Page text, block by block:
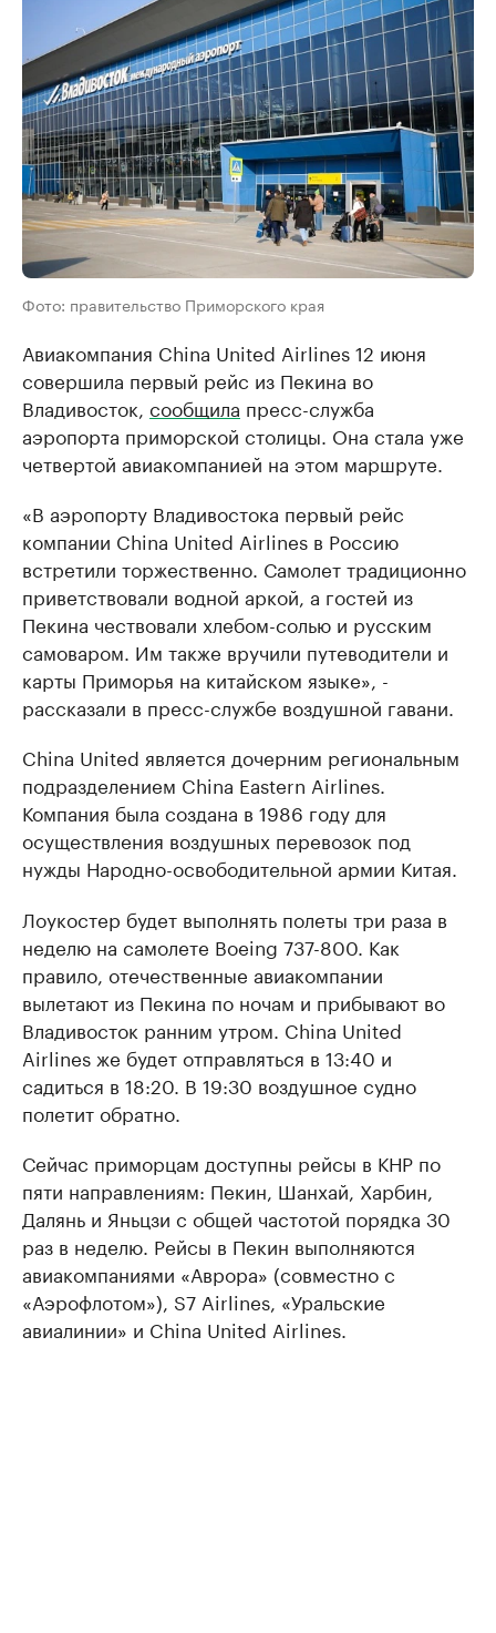
Фото: правительство Приморского края
Авиакомпания China United Airlines 12 июня
совершила первый рейс из Пекина во
Владивосток, сообщила пресс-служба
аэропорта приморской столицы. Она стала уже
четвертой авиакомпанией на этом маршруте.
«В аэропорту Владивостока первый рейс
компании China United Airlines в Россию
встретили торжественно. Самолет традиционно
приветствовали водной аркой, а гостей из
Пекина чествовали хлебом-солью и русским
самоваром. Им также вручили путеводители и
карты Приморья на китайском языке», -
рассказали в пресс-службе воздушной гавани.
China United является дочерним региональным
подразделением China Eastern Airlines.
Компания была создана в 1986 году для
осуществления воздушных перевозок под
нужды Народно-освободительной армии Китая.
Лоукостер будет выполнять полеты три раза в
неделю на самолете Boeing 737-800. Как
правило, отечественные авиакомпании
вылетают из Пекина по ночам и прибывают во
Владивосток ранним утром. China United
Airlines же будет отправляться в 13:40 и
садиться в 18:20. В 19:30 воздушное судно
полетит обратно.
Сейчас приморцам доступны рейсы в КНР по
пяти направлениям: Пекин, Шанхай, Харбин,
Далянь и Яньцзи с общей частотой порядка 30
раз в неделю. Рейсы в Пекин выполняются
авиакомпаниями «Аврора» (совместно с
«Аэрофлотом»), S7 Airlines, «Уральские
авиалинии» и China United Airlines.